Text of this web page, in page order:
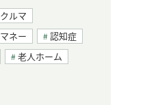
クルマ
マネー
認知症
老人ホーム